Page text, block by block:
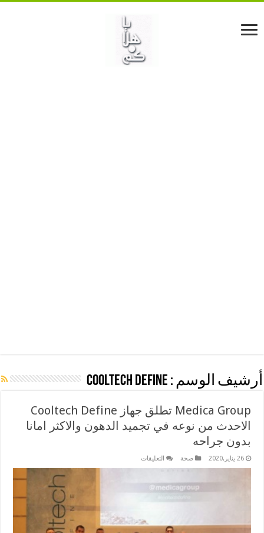
أرشيف الوسم : Cooltech Define
Medica Group تطلق جهاز Cooltech Define
الاحدث من نوعه في تجميد الدهون والاكثر امانا
بدون جراحه
26 يناير,2020 صحة التعليقاتعلى
من
نوعه